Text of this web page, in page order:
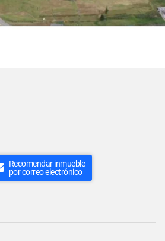
Recomendar inmueble
por correo electrónico